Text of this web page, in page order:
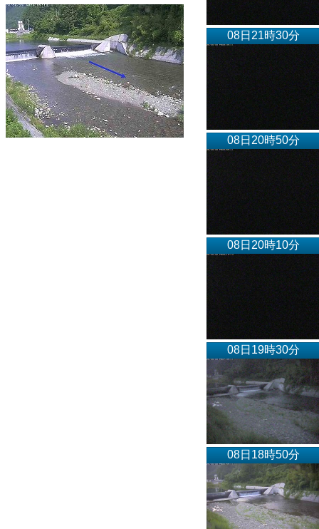
08日21時30分
08日20時50分
08日20時10分
08日19時30分
08日18時50分